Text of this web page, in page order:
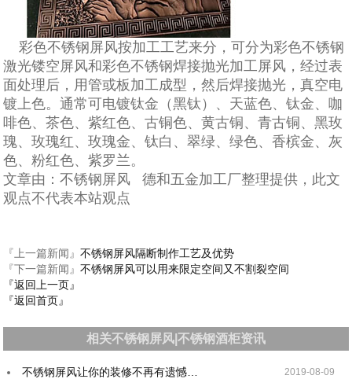
彩色不锈钢屏风按加工工艺来分，可分为彩色不锈钢
激光镂空屏风和彩色不锈钢焊接抛光加工屏风，经过表
面处理后，用管或板加工成型，然后焊接抛光，真空电
镀上色。通常可电镀钛金（黑钛）、天蓝色、钛金、咖
啡色、茶色、紫红色、古铜色、黄古铜、青古铜、黑玫
瑰、玫瑰红、玫瑰金、钛白、翠绿、绿色、香槟金、灰
色、粉红色、紫罗兰。
文章由：不锈钢屏风 德和五金加工厂整理提供，此文
观点不代表本站观点
『上一篇新闻』不锈钢屏风隔断制作工艺及优势
『下一篇新闻』不锈钢屏风可以用来限定空间又不割裂空间
『返回上一页』
『返回首页』
相关不锈钢屏风|不锈钢酒柜资讯
不锈钢屏风让你的装修不再有遗憾… 2019-08-09